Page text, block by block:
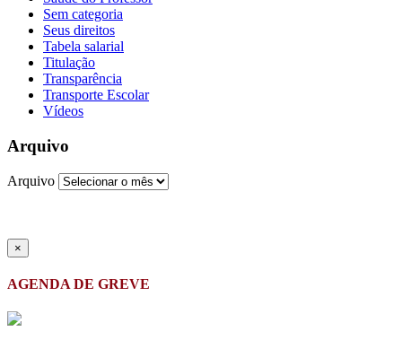
Sem categoria
Seus direitos
Tabela salarial
Titulação
Transparência
Transporte Escolar
Vídeos
Arquivo
Arquivo
×
AGENDA DE GREVE